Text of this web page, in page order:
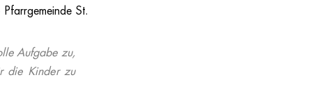
St.
Aufgabe zu,
die Kinder zu